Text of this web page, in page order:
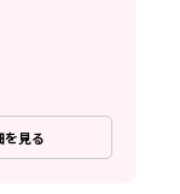
を見る